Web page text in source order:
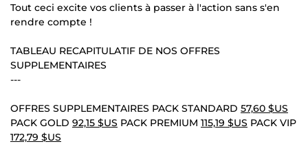
Tout ceci excite vos clients à passer à l'action sans s'en
rendre compte !
TABLEAU RECAPITULATIF DE NOS OFFRES
SUPPLEMENTAIRES
---
OFFRES SUPPLEMENTAIRES PACK STANDARD 57,60 $US
PACK GOLD 92,15 $US PACK PREMIUM 115,19 $US PACK VIP
172,79 $US